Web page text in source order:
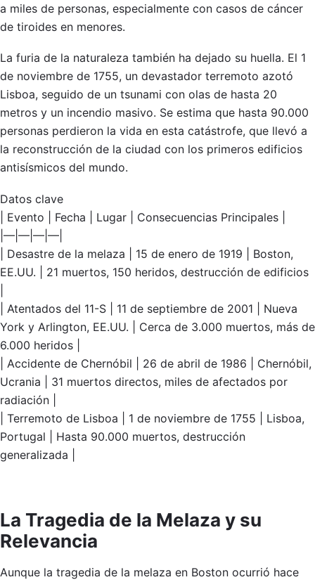
a miles de personas, especialmente con casos de cáncer
de tiroides en menores.
La furia de la naturaleza también ha dejado su huella. El 1
de noviembre de 1755, un devastador terremoto azotó
Lisboa, seguido de un tsunami con olas de hasta 20
metros y un incendio masivo. Se estima que hasta 90.000
personas perdieron la vida en esta catástrofe, que llevó a
la reconstrucción de la ciudad con los primeros edificios
antisísmicos del mundo.
Datos clave
| Evento | Fecha | Lugar | Consecuencias Principales |
|—|—|—|—|
| Desastre de la melaza | 15 de enero de 1919 | Boston,
EE.UU. | 21 muertos, 150 heridos, destrucción de edificios
| Atentados del 11-S | 11 de septiembre de 2001 | Nueva
York y Arlington, EE.UU. | Cerca de 3.000 muertos, más de
6.000 heridos |
| Accidente de Chernóbil | 26 de abril de 1986 | Chernóbil,
Ucrania | 31 muertos directos, miles de afectados por
radiación |
| Terremoto de Lisboa | 1 de noviembre de 1755 | Lisboa,
Portugal | Hasta 90.000 muertos, destrucción
generalizada |
La Tragedia de la Melaza y su
Relevancia
Aunque la tragedia de la melaza en Boston ocurrió hace